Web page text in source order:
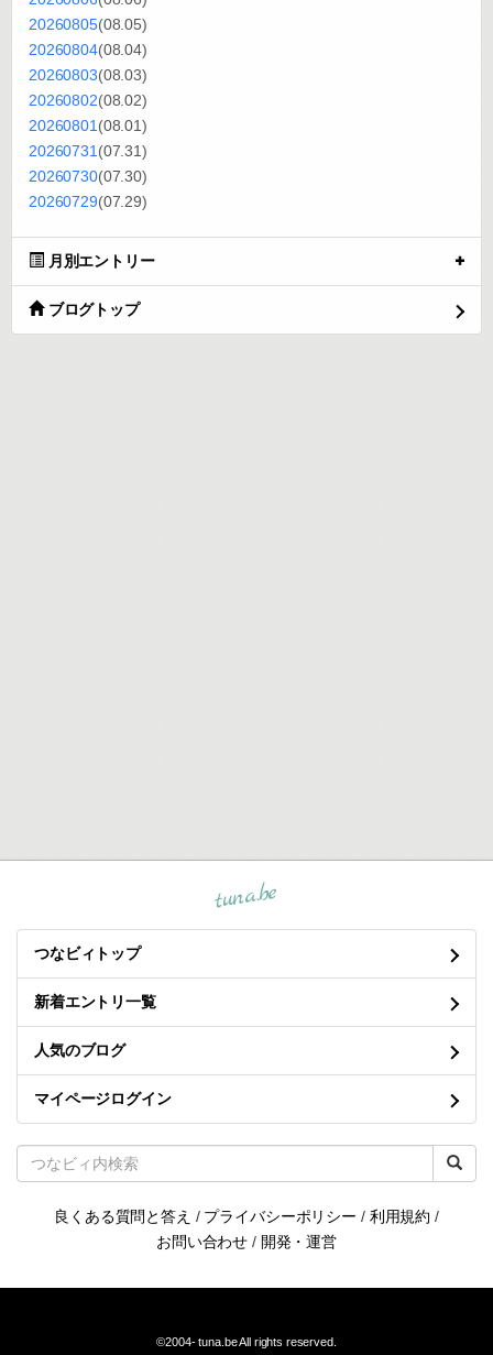
20260805(08.05)
20260804(08.04)
20260803(08.03)
20260802(08.02)
20260801(08.01)
20260731(07.31)
20260730(07.30)
20260729(07.29)
月別エントリー
ブログトップ
tuna.be
つなビィトップ
新着エントリ一覧
人気のブログ
マイページログイン
良くある質問と答え / プライバシーポリシー / 利用規約 /
お問い合わせ / 開発・運営
©2004-tuna.beAll rights reserved.